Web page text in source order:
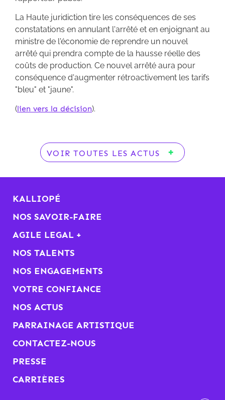
La Haute juridiction tire les conséquences de ses
constatations en annulant l'arrêté et en enjoignant au
ministre de l'économie de reprendre un nouvel
arrêté qui prendra compte de la hausse réelle des
coûts de production. Ce nouvel arrêté aura pour
conséquence d'augmenter rétroactivement les tarifs
"bleu" et "jaune".
(lien vers la décision).
VOIR TOUTES LES ACTUS
KALLIOPÉ
NOS SAVOIR-FAIRE
AGILE LEGAL +
NOS TALENTS
NOS ENGAGEMENTS
VOTRE CONFIANCE
NOS ACTUS
PARRAINAGE ARTISTIQUE
CONTACTEZ-NOUS
PRESSE
CARRIÈRES